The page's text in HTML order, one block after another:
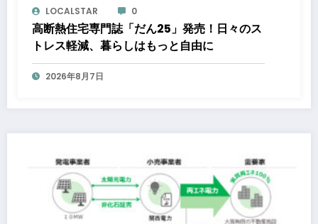
LOCALSTAR 0
高断熱住宅専門誌「だん25」発売！日々のス
トレス軽減、暮らしはもっと自由に
2026年8月7日